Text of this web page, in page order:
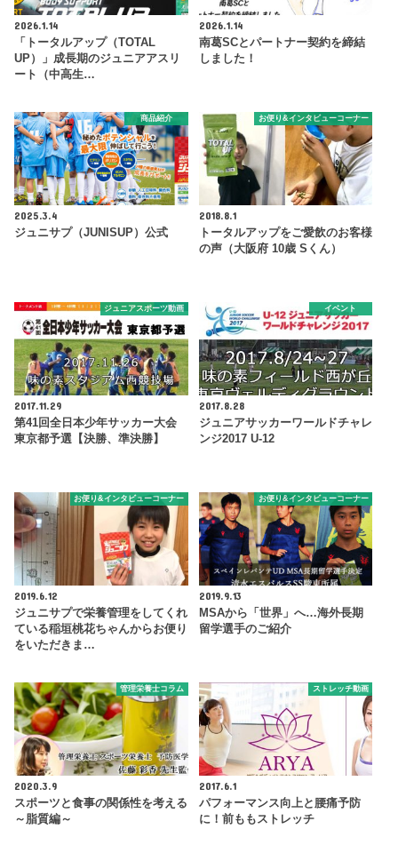
2026.1.14
「トータルアップ（TOTAL
UP）」成長期のジュニアアスリ
ート（中高生…
2026.1.14
南葛SCとパートナー契約を締結
しました！
商品紹介
2025.3.4
ジュニサプ（JUNISUP）公式
お便り&インタビューコーナー
2018.8.1
トータルアップをご愛飲のお客様
の声（大阪府 10歳 Sくん）
ジュニアスポーツ動画
2017.11.29
第41回全日本少年サッカー大会
東京都予選【決勝、準決勝】
イベント
2017.8.28
ジュニアサッカーワールドチャレ
ンジ2017 U-12
お便り&インタビューコーナー
2019.6.12
ジュニサプで栄養管理をしてくれ
ている稲垣桃花ちゃんからお便り
をいただきま…
お便り&インタビューコーナー
2019.9.13
MSAから「世界」へ…海外長期
留学選手のご紹介
管理栄養士コラム
2020.3.9
スポーツと食事の関係性を考える
～脂質編～
ストレッチ動画
2017.6.1
パフォーマンス向上と腰痛予防
に！前ももストレッチ